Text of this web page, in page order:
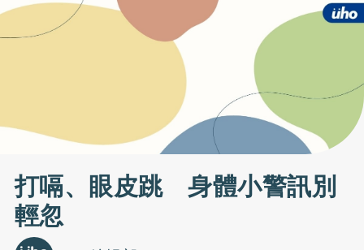
打嗝、眼皮跳 身體小警訊別
輕忽